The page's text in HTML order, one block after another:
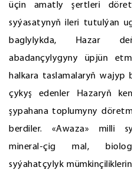
üçin amatly şertleri
syýasatynyň ileri tutulýan
baglylykda, Hazar
abadançylygyny üpjün
halkara taslamalaryň wajyp
çykyş edenler Hazaryň
şypahana toplumyny
berdiler. «Awaza» milli
mineral-çig mal,
syýahatçylyk